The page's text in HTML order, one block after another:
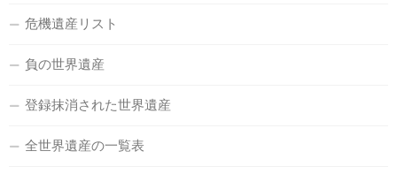
危機遺産リスト
負の世界遺産
登録抹消された世界遺産
全世界遺産の一覧表